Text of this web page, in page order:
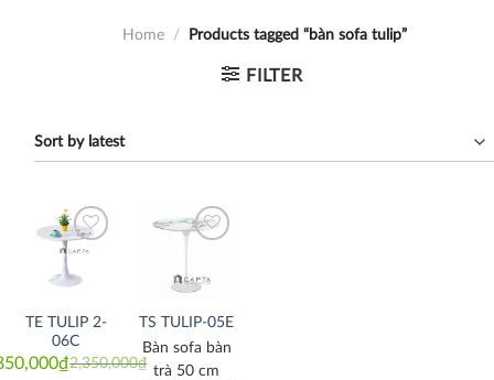
Home / Products tagged “bàn sofa tulip”
FILTER
TE TULIP 2-
06C
2,350,000₫
Original
₫Current
TS TULIP-05E
Bàn sofa bàn
trà 50 cm